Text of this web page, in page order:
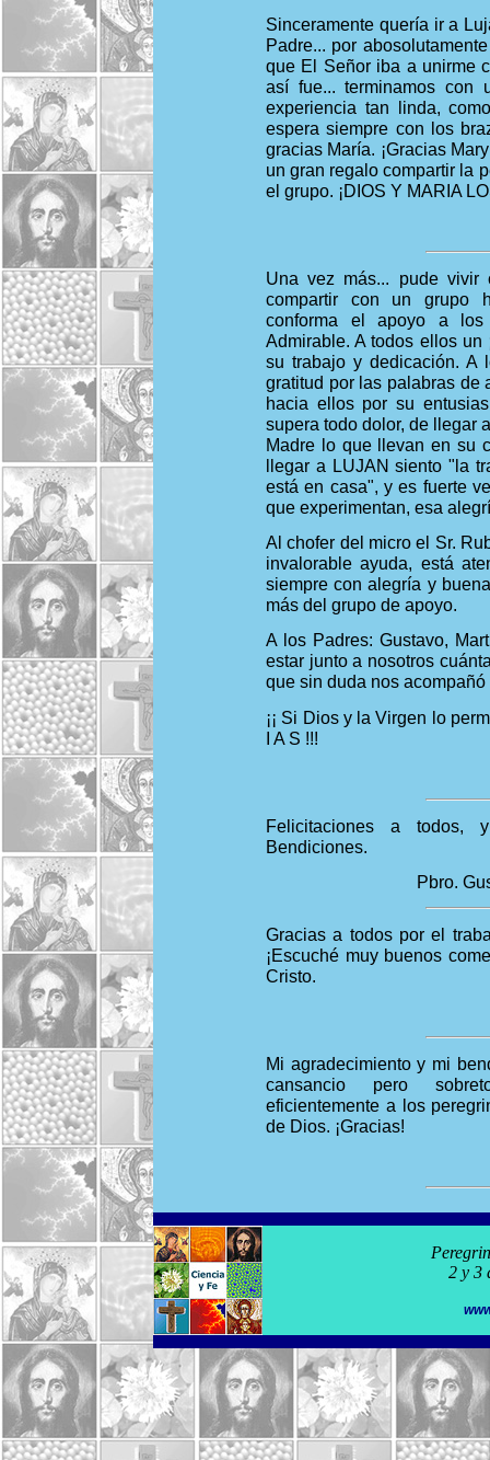
Sinceramente quería ir a
Padre... por
que El Señor iba a unirme
así fue... terminamos con
experiencia tan linda,
espera siempre con los
gracias María. ¡Gracias
un gran regalo compartir la
el grupo. ¡DIOS Y MARIA
Una vez más... pude vivir
compartir con un grupo
conforma el apoyo a
Admirable. A todos ellos un
su trabajo y dedicación. A
gratitud por las palabras de
hacia ellos por su
supera todo dolor, de llegar
Madre lo que llevan en su
llegar a LUJAN siento "la
está en casa", y es fuerte
que experimentan, esa
Al chofer del micro el Sr.
invalorable ayuda, está
siempre con alegría y
más del grupo de apoyo.
A los Padres: Gustavo,
estar junto a nosotros
que sin duda nos
¡¡ Si Dios y la Virgen lo
I A S !!!
Felicitaciones a todos,
Bendiciones.
Pbro.
Gracias a todos por el
¡Escuché muy buenos
Cristo.
Mi agradecimiento y mi
cansancio pero
eficientemente a los
de Dios. ¡Gracias!
2 y 3